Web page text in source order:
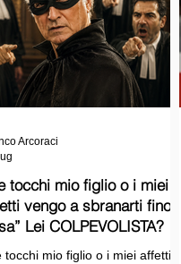
tocchi mio figlio o i miei
vengo a sbranarti fino a
Lei COLPEVOLISTA? Ma
il piacere...
tocchi mio figlio o i miei affetti
Arcoraci